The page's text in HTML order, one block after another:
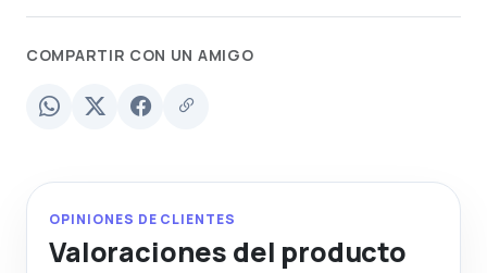
COMPARTIR CON UN AMIGO
OPINIONES DE CLIENTES
Valoraciones del producto